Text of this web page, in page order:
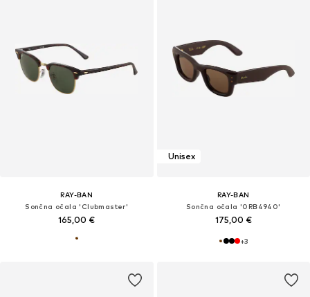
RAY-BAN
Sončna očala 'Clubmaster'
165,00 €
Unisex
RAY-BAN
Sončna očala '0RB4940'
175,00 €
+3